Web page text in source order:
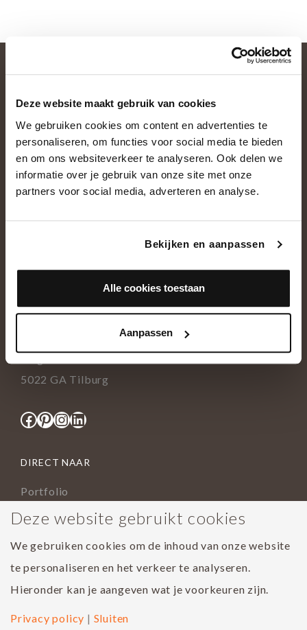
Deze website maakt gebruik van cookies
We gebruiken cookies om content en advertenties te
personaliseren, om functies voor social media te bieden
en om ons websiteverkeer te analyseren. Ook delen we
informatie over je gebruik van onze site met onze
partners voor social media, adverteren en analyse.
Bekijken en aanpassen
Alle cookies toestaan
Aanpassen
OVER ONS
NEEM CONTACT OP
+31(0)13 5362828
5022 GA Tilburg
Facebook
Pinterest
Instagram
LinkedIn
DIRECT NAAR
Portfolio
Assortiment
Houtsoorten
Populairste project 2023
Deze website gebruikt cookies
We gebruiken cookies om de inhoud van onze website
te personaliseren en het verkeer te analyseren.
Hieronder kan je aangeven wat je voorkeuren zijn.
Privacy policy | Sluiten